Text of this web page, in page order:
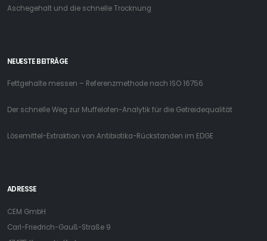
Aschegehalt und die schnelle Trocknung
NEUESTE BEITRÄGE
Fettgehalte messen – Referenzmethode nach ISO 16756
Der schnelle Weg zur Muffelofen-Analytik für die Getreidequalität
Lösemittel-Extraktion von Antibiotika-Rückstanden im EDGE
ADRESSE
CEM GmbH
Carl-Friedrich-Gauß-Straße 9